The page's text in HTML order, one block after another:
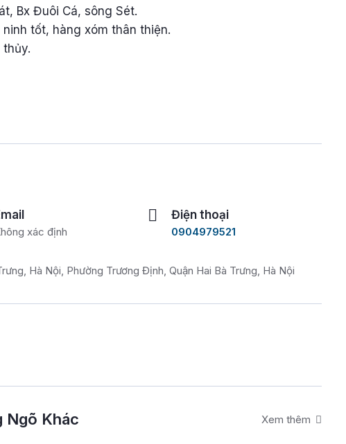
Bx Đuôi Cá, sông Sét.
tốt, hàng xóm thân thiện.
xác định
Điện thoại
0904979521
Hà Nội, Phường Trương Định, Quận Hai Bà Trưng, Hà Nội
Ngõ Khác Xem thêm